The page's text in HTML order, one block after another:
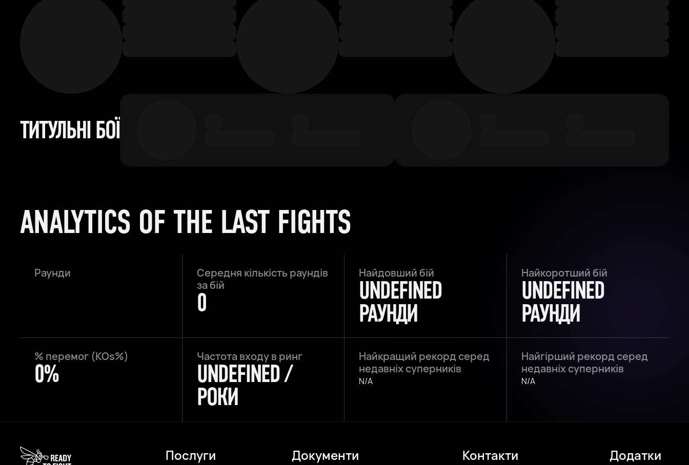
ТИТУЛЬНІ БОЇ
ANALYTICS OF THE LAST FIGHTS
Раунди
Середня кількість раундів
за бій
0
Найдовший бій
UNDEFINED
РАУНДИ
Найкоротший бій
UNDEFINED
РАУНДИ
% перемог (KOs%)
0%
Частота входу в ринг
UNDEFINED /
РОКИ
Найкращий рекорд серед
недавніх суперників
N/A
Найгірший рекорд серед
недавніх суперників
N/A
Послуги Документи Контакти Додатки